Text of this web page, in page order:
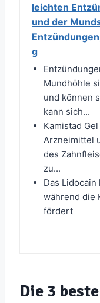
leichten
und der
g
Mundhöhle
und können
kann sich...
Kamistad
Arzneimittel
des
zu...
Das
während die
fördert
Die 3